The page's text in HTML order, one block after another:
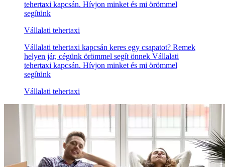
tehertaxi kapcsán. Hívjon minket és mi örömmel
segítünk
Vállalati tehertaxi
Vállalati tehertaxi kapcsán keres egy csapatot? Remek
helyen jár, cégünk örömmel segít önnek Vállalati
tehertaxi kapcsán. Hívjon minket és mi örömmel
segítünk
Vállalati tehertaxi